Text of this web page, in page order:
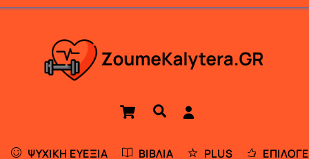
Cart Αναζήτηση
ΨΥΧΙΚΉ ΕΥΕΞΊΑ ΒΙΒΛΊΑ PLUS